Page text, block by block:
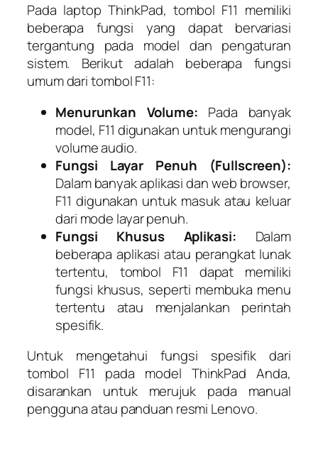
Pada laptop ThinkPad, tombol F11 memiliki
beberapa fungsi yang dapat bervariasi
tergantung pada model dan pengaturan
sistem. Berikut adalah beberapa fungsi
umum dari tombol F11:
Menurunkan Volume: Pada banyak
model, F11 digunakan untuk mengurangi
volume audio.
Fungsi Layar Penuh (Fullscreen):
Dalam banyak aplikasi dan web browser,
F11 digunakan untuk masuk atau keluar
dari mode layar penuh.
Fungsi Khusus Aplikasi: Dalam
beberapa aplikasi atau perangkat lunak
tertentu, tombol F11 dapat memiliki
fungsi khusus, seperti membuka menu
tertentu atau menjalankan perintah
spesifik.
Untuk mengetahui fungsi spesifik dari
tombol F11 pada model ThinkPad Anda,
disarankan untuk merujuk pada manual
pengguna atau panduan resmi Lenovo.